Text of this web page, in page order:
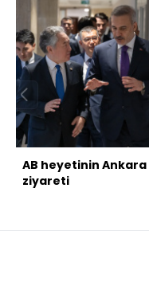
AB heyetinin Ankara
ziyareti